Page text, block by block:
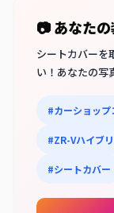
📷 あなた
シートカバーを
い！あなたの写
#カーショップ
#ZR-Vハイブ
#シートカバー